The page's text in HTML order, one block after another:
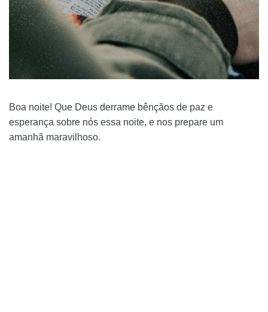
Boa noite! Que Deus derrame bênçãos de paz e
esperança sobre nós essa noite, e nos prepare um
amanhã maravilhoso.